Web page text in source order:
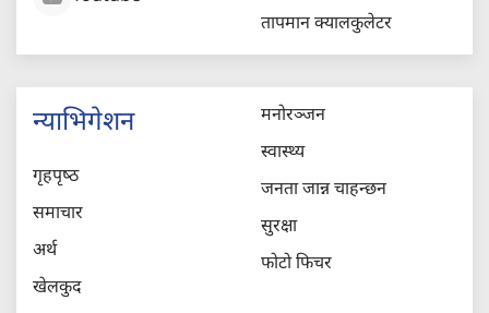
तापमान क्यालकुलेटर
न्याभिगेशन
गृहपृष्‍ठ
समाचार
अर्थ
खेलकुद
मनोरञ्जन
स्वास्थ्य
जनता जान्न चाहन्छन
सुरक्षा
फोटो फिचर